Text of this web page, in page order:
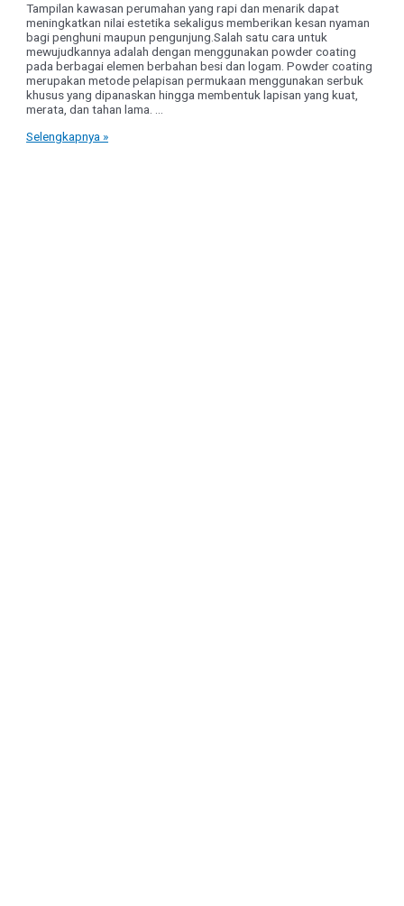
Tampilan kawasan perumahan yang rapi dan menarik dapat
meningkatkan nilai estetika sekaligus memberikan kesan nyaman
bagi penghuni maupun pengunjung.Salah satu cara untuk
mewujudkannya adalah dengan menggunakan powder coating
pada berbagai elemen berbahan besi dan logam. Powder coating
merupakan metode pelapisan permukaan menggunakan serbuk
khusus yang dipanaskan hingga membentuk lapisan yang kuat,
merata, dan tahan lama. …
Perumahan
Selengkapnya »